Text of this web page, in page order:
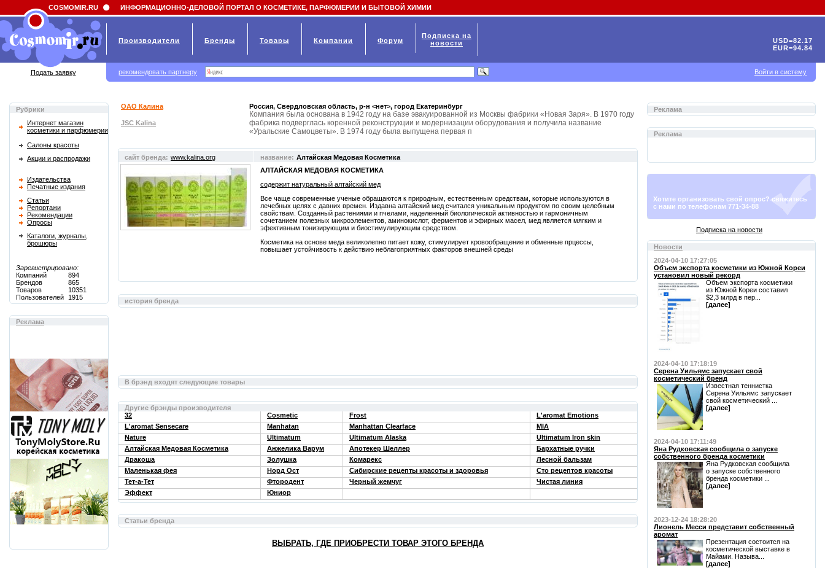
Field 'news_title' doesn't have a default value
Рубрики
Интернет магазин
косметики и парфюмерии
Салоны красоты
Акции и распродажи
Издательства
Печатные издания
Статьи
Репортажи
Рекомендации
Опросы
Каталоги, журналы,
брошюры
Зарегистрировано:
Компаний
894
Брендов
865
Товаров
10351
Пользователей
1915
Реклама
ОАО Калина Россия, Свердловская область, р-н <нет>, город Екатеринбург
JSC Kalina
Компания была основана в 1942 году на базе эвакуированной из Москвы фабрики «Новая Заря». В 1970 году
фабрика подверглась коренной реконструкции и модернизации оборудования и получила название
«Уральские Самоцветы». В 1974 году была выпущена первая п
сайт бренда: www.kalina.org название: Алтайская Медовая Косметика
АЛТАЙСКАЯ МЕДОВАЯ КОСМЕТИКА
содержит натуральный алтайский мед
Все чаще современные ученые обращаются к природным, естественным средствам, которые используются в
лечебных целях с давних времен. Издавна алтайский мед считался уникальным продуктом по своим целебным
свойствам. Созданный растениями и пчелами, наделенный биологической активностью и гармоничным
сочетанием полезных микроэлементов, аминокислот, ферментов и эфирных масел, мед является мягким и
эфективным тонизирующим и биостимулирующим средством.
Косметика на основе меда великолепно питает кожу, стимулирует кровообращение и обменные прцессы,
повышает устойчивость к действию неблагоприятных факторов внешней среды
история бренда
В брэнд входят следующие товары
Другие брэнды производителя
32
Cosmetic Frost
L'aromat Emotions
L'aromat Sensecare
Manhatan Manhattan Clearface
MIA
Nature
Ultimatum Ultimatum Alaska
Ultimatum Iron skin
Алтайская Медовая Косметика
Анжелика Варум Апотекер Шеллер
Бархатные ручки
Дракоша
Золушка Комарекс
Лесной бальзам
Маленькая фея
Норд Ост Сибирские рецепты красоты и здоровья
Сто рецептов красоты
Тет-а-Тет
Фтородент Черный жемчуг
Чистая линия
Эффект
Юниор
Статьи бренда
ВЫБРАТЬ, ГДЕ ПРИОБРЕСТИ ТОВАР ЭТОГО БРЕНДА
Реклама
Реклама
Хотите организовать свой опрос? свяжитесь
с нами по телефонам 771-34-88
Подписка на новости
Новости
2024-04-10 17:27:05
Объем экспорта косметики из Южной Кореи
установил новый рекорд
Объем экспорта косметики
из Южной Кореи составил
$2,3 млрд в пер...
[далее]
2024-04-10 17:18:19
Серена Уильямс запускает свой
косметический бренд
Известная теннистка
Серена Уильямс запускает
свой косметический ...
[далее]
2024-04-10 17:11:49
Яна Рудковская сообщила о запуске
собственного бренда косметики
Яна Рудковская сообщила
о запуске собственного
бренда косметики ...
[далее]
2023-12-24 18:28:20
Лионель Месси представит собственный
аромат
Презентация состоится на
косметической выставке в
Майами. Называ...
[далее]
COSMOMIR.RU ИНФОРМАЦИОННО-ДЕЛОВОЙ ПОРТАЛ О КОСМЕТИКЕ, ПАРФЮМЕРИИ И БЫТОВОЙ ХИМИИ
Производители Бренды Товары Компании Форум
Подписка на
новости
USD=82.17
EUR=94.84
Подать заявку рекомендовать партнеру Войти в систему